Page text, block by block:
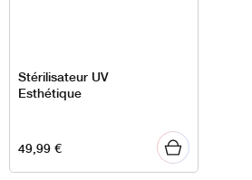
Stérilisateur UV
Esthétique
49,99€